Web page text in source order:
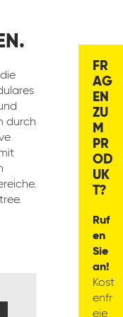
durch
FR
AG
EN
ZU
M
PR
OD
UK
T?
Ruf
en
Sie
an!
Kost
enfr
eie